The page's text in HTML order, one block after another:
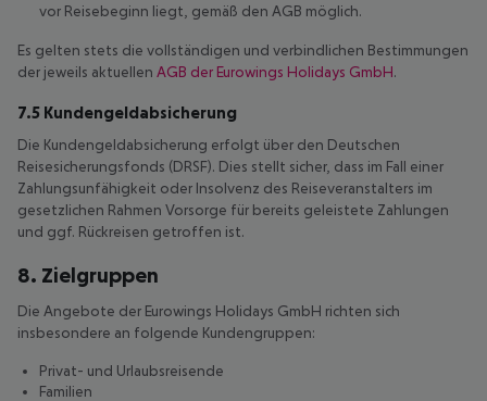
vor Reisebeginn liegt, gemäß den AGB möglich.
Es gelten stets die vollständigen und verbindlichen Bestimmungen
der jeweils aktuellen AGB der Eurowings Holidays GmbH.
7.5 Kundengeldabsicherung
Die Kundengeldabsicherung erfolgt über den Deutschen
Reisesicherungsfonds (DRSF). Dies stellt sicher, dass im Fall einer
Zahlungsunfähigkeit oder Insolvenz des Reiseveranstalters im
gesetzlichen Rahmen Vorsorge für bereits geleistete Zahlungen
und ggf. Rückreisen getroffen ist.
8. Zielgruppen
Die Angebote der Eurowings Holidays GmbH richten sich
insbesondere an folgende Kundengruppen:
Privat- und Urlaubsreisende
Familien